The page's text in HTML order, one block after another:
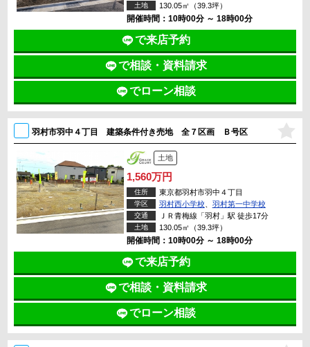
土地 130.05㎡（39.3坪）
開催時間：10時00分 ～ 18時00分
で来店予約
で相談・資料請求
でローン相談
羽村市羽中４丁目 建築条件付き売地 全７区画 Ｂ号区
土地
1,560万円
住所 東京都羽村市羽中４丁目
学区 羽村西小学校、 羽村第一中学校
交通 ＪＲ青梅線「羽村」駅 徒歩17分
土地 130.05㎡（39.3坪）
開催時間：10時00分 ～ 18時00分
で来店予約
で相談・資料請求
でローン相談